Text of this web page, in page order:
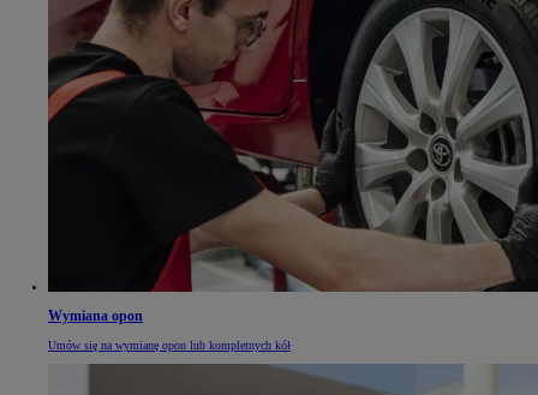
Wymiana opon
Umów się na wymianę opon lub kompletnych kół